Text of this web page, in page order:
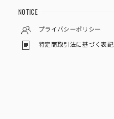
NOTICE
プライバシーポリシー
特定商取引法に基づく表記